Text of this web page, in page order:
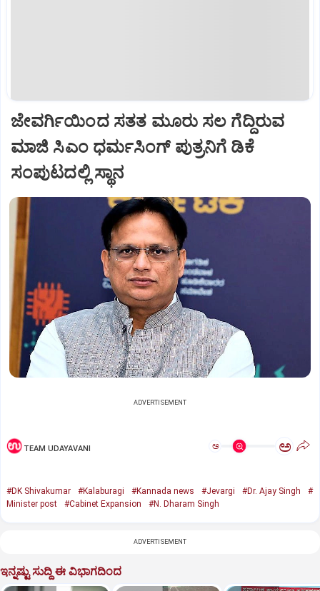
ಜೇವರ್ಗಿಯಿಂದ ಸತತ ಮೂರು ಸಲ ಗೆದ್ದಿರುವ
ಮಾಜಿ ಸಿಎಂ ಧರ್ಮಸಿಂಗ್ ಪುತ್ರನಿಗೆ ಡಿಕೆ
ಸಂಪುಟದಲ್ಲಿ ಸ್ಥಾನ
ADVERTISEMENT
TEAM UDAYAVANI ಅ ಅ
#DK Shivakumar #Kalaburagi #Kannada news #Jevargi #Dr. Ajay Singh
#
Minister post
#Cabinet Expansion #N. Dharam Singh
ADVERTISEMENT
ಇನ್ನಷ್ಟು ಸುದ್ದಿ ಈ ವಿಭಾಗದಿಂದ